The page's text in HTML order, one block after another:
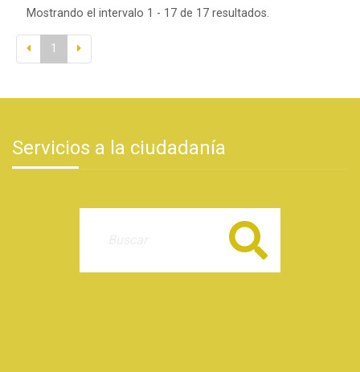
Mostrando el intervalo 1 - 17 de 17 resultados.
1
Servicios a la ciudadanía
Buscar